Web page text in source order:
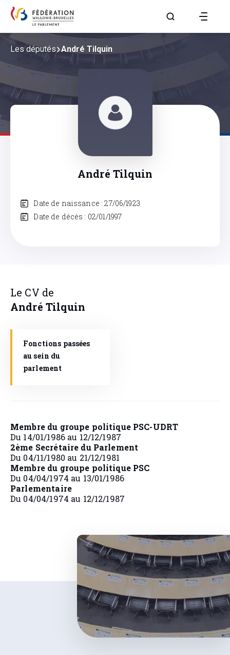
Aller à la page
Les députés André Tilquin
André Tilquin
Date de naissance : 27/06/1923
Date de décès : 02/01/1997
Le CV de
André Tilquin
Fonctions passées
au sein du
parlement
Membre du groupe politique PSC-UDRT
Du 14/01/1986 au 12/12/1987
2ème Secrétaire du Parlement
Du 04/11/1980 au 21/12/1981
Membre du groupe politique PSC
Du 04/04/1974 au 13/01/1986
Parlementaire
Du 04/04/1974 au 12/12/1987